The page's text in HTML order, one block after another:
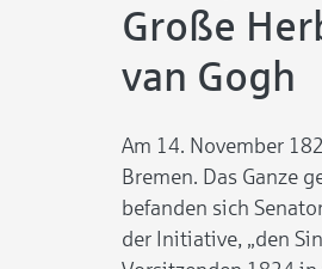
Große
van Gogh
Am 14. November
Bremen. Das Ganze
befanden sich
der Initiative, „den